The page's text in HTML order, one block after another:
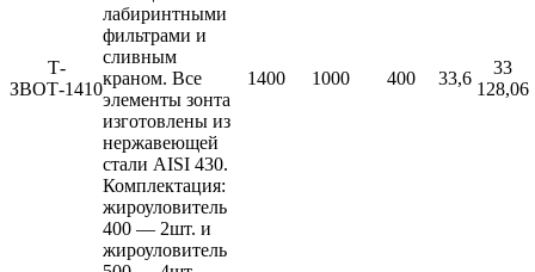
Т-
ЗВОТ-1410
лабиринтными
фильтрами и
сливным
краном. Все
элементы зонта
изготовлены из
нержавеющей
стали AISI 430.
Комплектация:
жироуловитель
400 — 2шт. и
жироуловитель
1400 1000 400 33,6
33
128,06